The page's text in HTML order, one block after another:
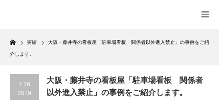
Home
実績 大阪・藤井寺の看板屋「駐車場看板 関係者以外進入禁止」の事例をご紹
介します。
7.26
2019
大阪・藤井寺の看板屋「駐車場看板 関係者
以外進入禁止」の事例をご紹介します。